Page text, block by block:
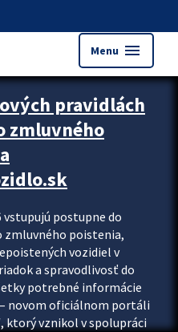
Menu menu
pravidlách
zmluvného
vstupujú postupne do
zmluvného poistenia,
vozidiel v
a spravodlivosť do
potrebné informácie
novom oficiálnom portáli
vznikol v spolupráci